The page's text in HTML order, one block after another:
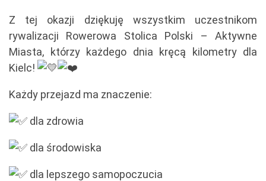
Z tej okazji dziękuję wszystkim uczestnikom
rywalizacji Rowerowa Stolica Polski – Aktywne
Miasta, którzy każdego dnia kręcą kilometry dla
Kielc!
Każdy przejazd ma znaczenie:
dla zdrowia
dla środowiska
dla lepszego samopoczucia